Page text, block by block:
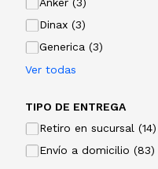
Dinax (3)
Generica (3)
Ver todas
TIPO DE ENTREGA
Retiro en sucursal (14)
Envío a domicilio (83)